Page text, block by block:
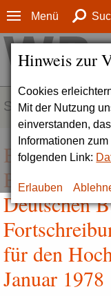
Hinweis zur
Cookies
Mit der Nutzung
einverstanden,
Informationen
folgenden Link:
Erlauben
Menü
SERVICE
Beschluß
Bildung und
Deutschen
für den
Januar 1978